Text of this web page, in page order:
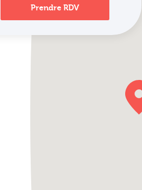
Prendre RDV